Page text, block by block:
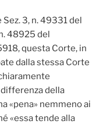
3, n. 49331 del
48925 del
questa Corte, in
dalla stessa Corte
della
«pena» nemmeno ai
«essa tende alla